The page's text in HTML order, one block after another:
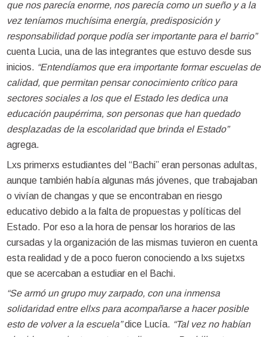
que nos parecía enorme, nos parecía como un sueño y a la
vez teníamos muchísima energía, predisposición y
responsabilidad porque podía ser importante para el barrio”
cuenta Lucia, una de las integrantes que estuvo desde sus
inicios. “Entendíamos que era importante formar escuelas de
calidad, que permitan pensar conocimiento crítico para
sectores sociales a los que el Estado les dedica una
educación paupérrima, son personas que han quedado
desplazadas de la escolaridad que brinda el Estado”
agrega.
Lxs primerxs estudiantes del “Bachi” eran personas adultas,
aunque también había algunas más jóvenes, que trabajaban
o vivían de changas y que se encontraban en riesgo
educativo debido a la falta de propuestas y políticas del
Estado. Por eso a la hora de pensar los horarios de las
cursadas y la organización de las mismas tuvieron en cuenta
esta realidad y de a poco fueron conociendo a lxs sujetxs
que se acercaban a estudiar en el Bachi.
“Se armó un grupo muy zarpado, con una inmensa
solidaridad entre ellxs para acompañarse a hacer posible
esto de volver a la escuela”dice Lucía. “Tal vez no habían